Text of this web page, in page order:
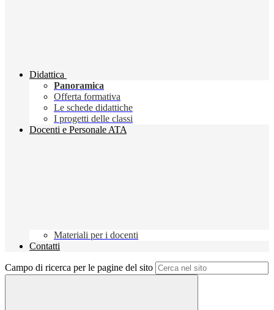
Didattica
Panoramica
Offerta formativa
Le schede didattiche
I progetti delle classi
Docenti e Personale ATA
Materiali per i docenti
Contatti
Campo di ricerca per le pagine del sito